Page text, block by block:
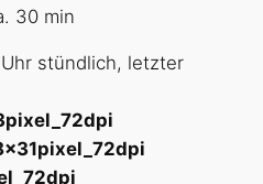
30 min
stündlich, letzter